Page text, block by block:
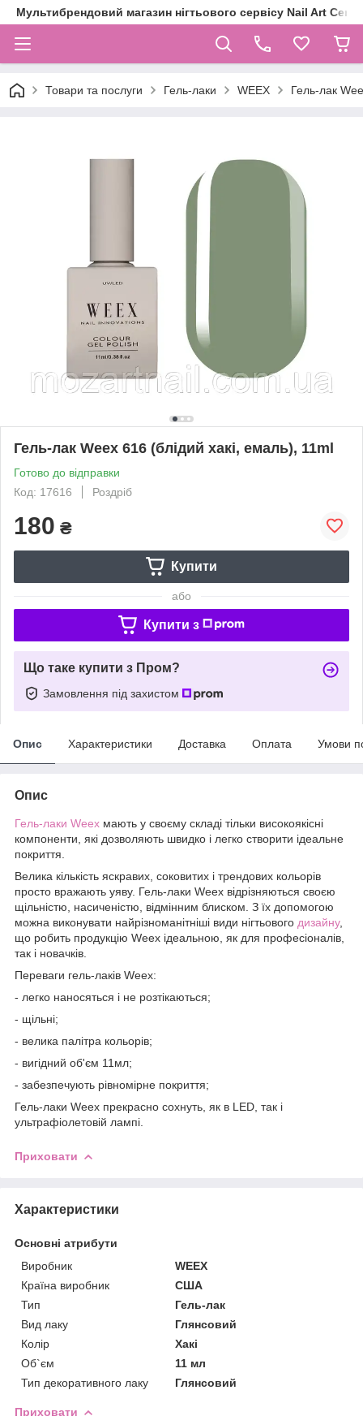
Мультибрендовий магазин нігтьового сервісу Nail Art
Товари та послуги Гель-лаки WEEX Гель-лак
Гель-лак Weex 616 (блідий хакі, емаль), 11ml
Готово до відправки
Код: 17616
Роздріб
180 ₴
Купити
або
Купити з
Що таке купити з Пром?
Замовлення під захистом
Опис Характеристики Доставка Оплата Умови
Опис
Гель-лаки Weex мають у своєму складі тільки високоякісні
компоненти, які дозволяють швидко і легко створити ідеальне
покриття.
Велика кількість яскравих, соковитих і трендових кольорів
просто вражають уяву. Гель-лаки Weex відрізняються своєю
щільністю, насиченістю, відмінним блиском. З їх допомогою
можна виконувати найрізноманітніші види нігтьового дизайну,
що робить продукцію Weex ідеальною, як для професіоналів,
так і новачків.
Переваги гель-лаків Weex:
- легко наносяться і не розтікаються;
- щільні;
- велика палітра кольорів;
- вигідний об'єм 11мл;
- забезпечують рівномірне покриття;
Гель-лаки Weex прекрасно сохнуть, як в LED, так і
ультрафіолетовій лампі.
Приховати
Характеристики
Основні атрибути
Виробник
WEEX
Країна виробник
США
Тип
Гель-лак
Вид лаку
Глянсовий
Колір
Хакі
Об`єм
11 мл
Тип декоративного лаку
Глянсовий
Приховати